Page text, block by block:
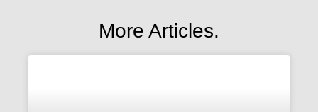
More Articles.